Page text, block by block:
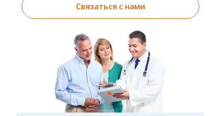
Связаться с нами
Результаты вы можете получить тремя